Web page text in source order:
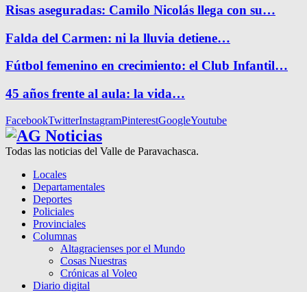
Risas aseguradas: Camilo Nicolás llega con su…
Falda del Carmen: ni la lluvia detiene…
Fútbol femenino en crecimiento: el Club Infantil…
45 años frente al aula: la vida…
FacebookTwitterInstagramPinterestGoogleYoutube
Todas las noticias del Valle de Paravachasca.
Locales
Departamentales
Deportes
Policiales
Provinciales
Columnas
Altagracienses por el Mundo
Cosas Nuestras
Crónicas al Voleo
Diario digital